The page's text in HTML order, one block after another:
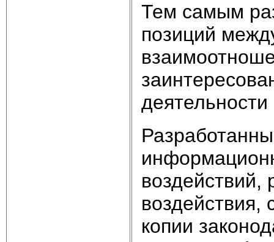
Тем самым
позиций
воздействия,
копии